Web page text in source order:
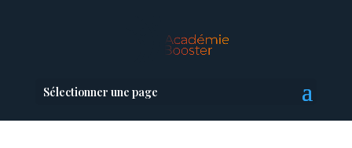
Sélectionner une page